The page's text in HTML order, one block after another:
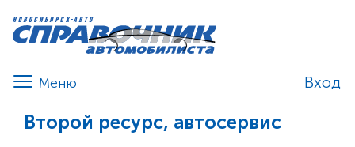
Вход
Второй ресурс, автосервис